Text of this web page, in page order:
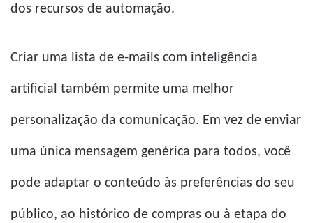
dos recursos de automação.
Criar uma lista de e-mails com inteligência
artificial também permite uma melhor
personalização da comunicação. Em vez de enviar
uma única mensagem genérica para todos, você
pode adaptar o conteúdo às preferências do seu
público, ao histórico de compras ou à etapa do